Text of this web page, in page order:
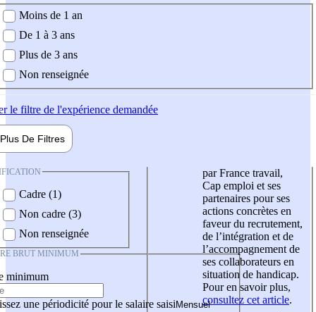
demandée
Moins de 1 an
De 1 à 3 ans
Plus de 3 ans
Non renseignée
le filtre de l'expérience demandée
Plus De Filtres
Cadre (1)
Non cadre (3)
Non renseignée
BRUT MINIMUM
minimum
une périodicité pour le salaire saisi
par France travail,
Cap emploi et ses
partenaires pour ses
actions concrètes en
faveur du recrutement,
de l’intégration et de
l’accompagnement de
ses collaborateurs en
situation de handicap.
Pour en savoir plus,
consultez cet article.